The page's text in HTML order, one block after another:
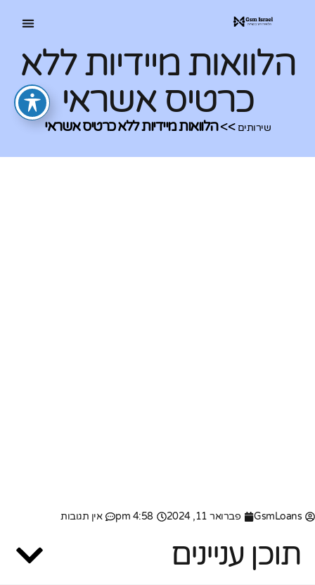
הלוואות מיידיות ללא
כרטיס אשראי
שירותים >>הלוואות מיידיות ללא כרטיס אשראי
GsmLoans פברואר 11, 2024 4:58 pm אין תגובות
תוכן עניינים